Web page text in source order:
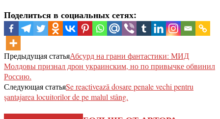
Поделиться в социальных сетях:
Предыдущая статьяАбсурд на грани фантастики: МИД
Молдовы признал дрон украинским, но по привычке обвинил
Россию.
Следующая статьяSe reactivează dosare penale vechi pentru
șantajarea locuitorilor de pe malul stâng.